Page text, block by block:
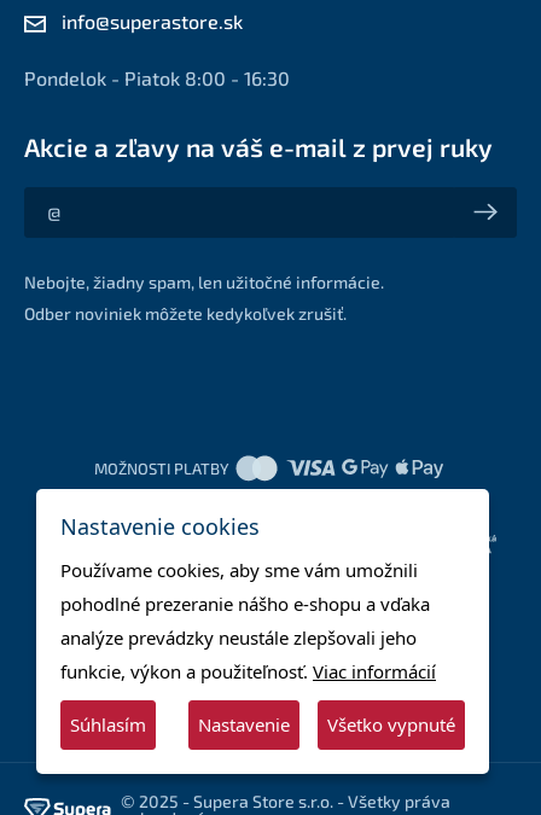
info@superastore.sk
Pondelok - Piatok 8:00 - 16:30
Akcie a zľavy na váš e-mail z prvej ruky
Akcie a zľavy na váš e-mail z prvej ruky
Nebojte, žiadny spam, len užitočné informácie.
Odber noviniek môžete kedykoľvek zrušiť.
MOŽNOSTI PLATBY
© 2025 - Supera Store s.r.o. - Všetky práva
Nastavenie cookies
Používame cookies, aby sme vám umožnili
pohodlné prezeranie nášho e-shopu a vďaka
analýze prevádzky neustále zlepšovali jeho
funkcie, výkon a použiteľnosť. Viac informácií
Súhlasím Nastavenie Všetko vypnuté